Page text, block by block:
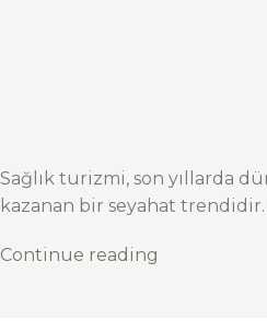
Sağlık turizmi, son yıllarda
kazanan bir seyahat
Continue reading